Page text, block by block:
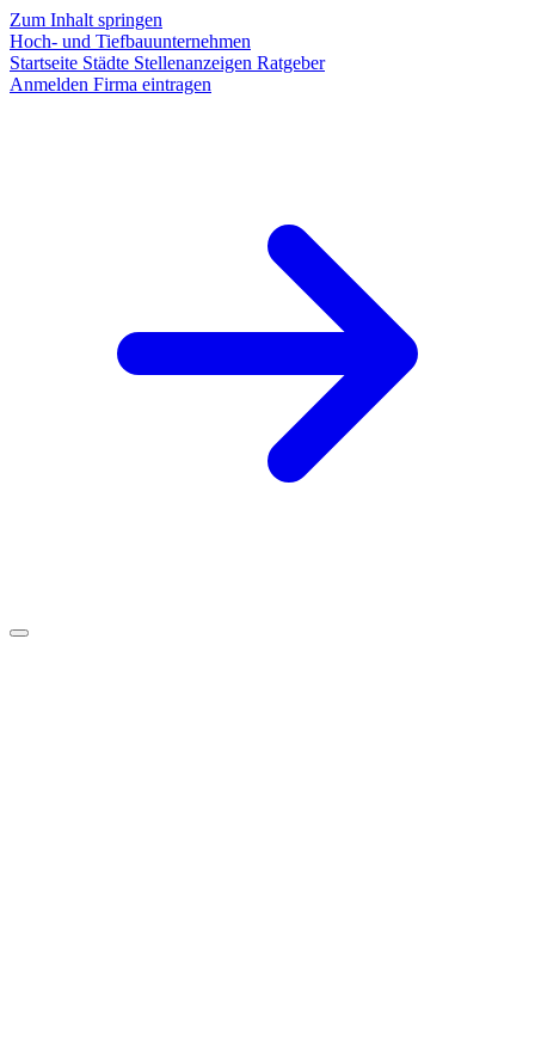
Zum Inhalt springen
Hoch- und Tiefbauunternehmen
Startseite Städte Stellenanzeigen Ratgeber
Anmelden Firma eintragen